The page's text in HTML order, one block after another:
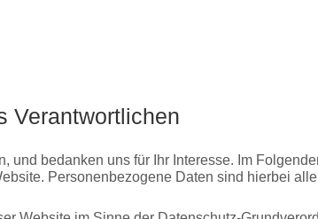
Verantwortlichen
und bedanken uns für Ihr Interesse. Im
Personenbezogene Daten sind hierbei